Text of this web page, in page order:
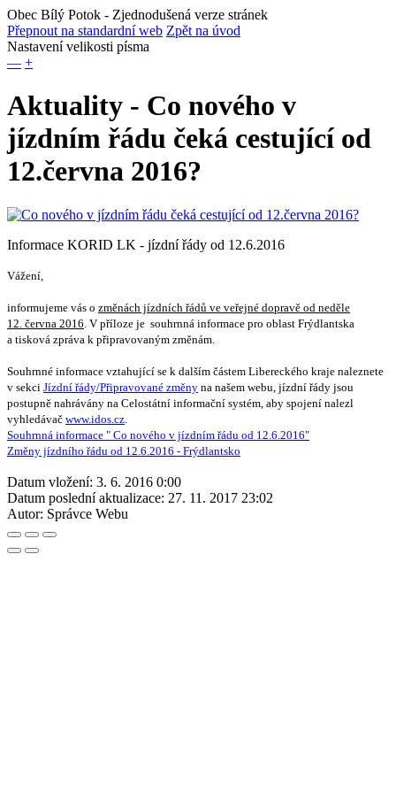
Obec Bílý Potok - Zjednodušená verze stránek
Přepnout na standardní web Zpět na úvod
Nastavení velikosti písma
— +
Aktuality - Co nového v
jízdním řádu čeká cestující od
12.června 2016?
Informace KORID LK - jízdní řády od 12.6.2016
Vážení,
informujeme vás o změnách jízdních řádů ve veřejné dopravě od neděle
12. června 2016 . V příloze je souhrnná informace pro oblast Frýdlantska
a tisková zpráva k připravovaným změnám.
Souhrnné informace vztahující se k dalším částem Libereckého kraje naleznete
v sekci Jízdní řády/Připravované změny na našem webu, jízdní řády jsou
postupně nahrávány na Celostátní informační systém, aby spojení nalezl
vyhledávač www.idos.cz
Souhrnná informace " Co nového v jízdním řádu od 12.6.2016"
Změny jízdního řádu od 12.6.2016 - Frýdlantsko
Datum vložení: 3. 6. 2016 0:00
Datum poslední aktualizace: 27. 11. 2017 23:02
Autor: Správce Webu